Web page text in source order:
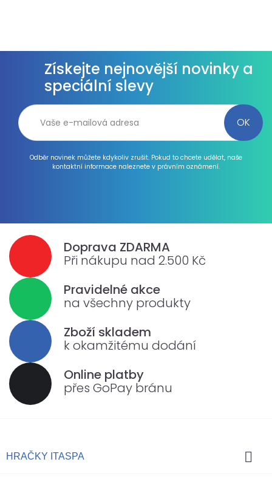
Získejte nejnovější novinky a
speciální slevy
Odběr novinek můžete kdykoliv zrušit. Pokud to chcete udělat, naše
kontaktní informace naleznete v právním oznámení.
Doprava ZDARMA
Při nákupu nad 2.500 Kč
Pravidelné akce
na všechny produkty
Zboží skladem
k okamžitému dodání
Online platby
přes GoPay bránu
HRAČKY ITASPA 